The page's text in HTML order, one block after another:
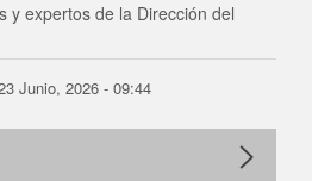
y expertos de la Dirección del
Junio, 2026 - 09:44